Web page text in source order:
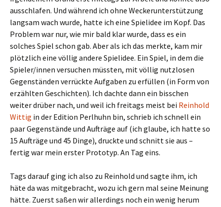
ausschlafen. Und während ich ohne Weckerunterstützung
langsam wach wurde, hatte ich eine Spielidee im Kopf. Das
Problem war nur, wie mir bald klar wurde, dass es ein
solches Spiel schon gab. Aber als ich das merkte, kam mir
plötzlich eine völlig andere Spielidee. Ein Spiel, in dem die
Spieler/innen versuchen müssten, mit völlig nutzlosen
Gegenständen verrückte Aufgaben zu erfüllen (in Form von
erzählten Geschichten). Ich dachte dann ein bisschen
weiter drüber nach, und weil ich freitags meist bei Reinhold
Wittig in der Edition Perlhuhn bin, schrieb ich schnell ein
paar Gegenstände und Aufträge auf (ich glaube, ich hatte so
15 Aufträge und 45 Dinge), druckte und schnitt sie aus –
fertig war mein erster Prototyp. An Tag eins.
Tags darauf ging ich also zu Reinhold und sagte ihm, ich
häte da was mitgebracht, wozu ich gern mal seine Meinung
hätte. Zuerst saßen wir allerdings noch ein wenig herum